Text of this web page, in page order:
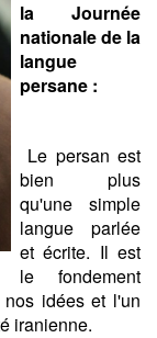
la Journée
nationale de la
langue
persane :
Le persan est
bien plus
qu'une simple
langue parlée
et écrite. Il est
le fondement
idées et l'un
iranienne.